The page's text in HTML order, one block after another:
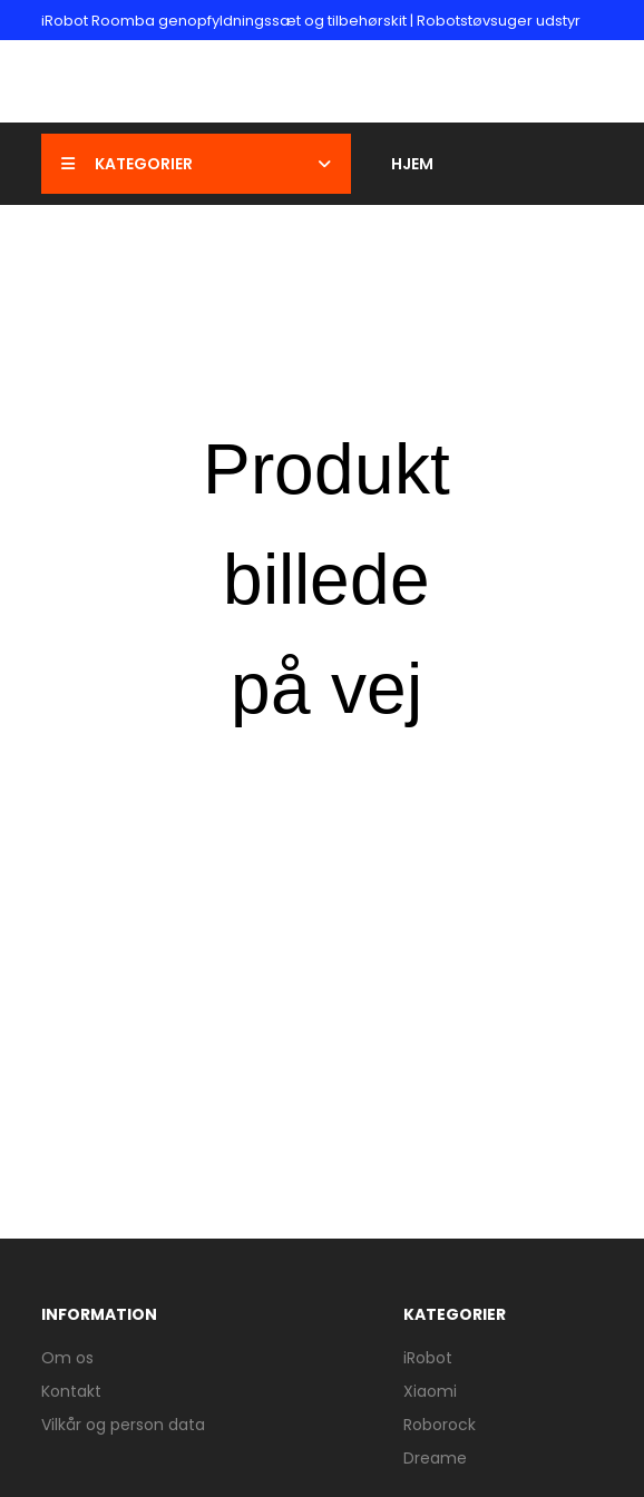
iRobot Roomba genopfyldningssæt og tilbehørskit | Robotstøvsuger udstyr
KATEGORIER HJEM
INFORMATION
Om os
Kontakt
Vilkår og person data
KATEGORIER
iRobot
Xiaomi
Roborock
Dreame